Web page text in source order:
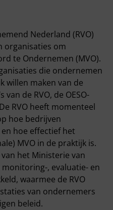
Nederland (RVO)
organisaties om
te Ondernemen (MVO).
die ondernemen
willen maken van de
de RVO, de OESO-
RVO heeft momenteel
hoe bedrijven
hoe effectief het
MVO in de praktijk is.
het Ministerie van
, evaluatie- en
waarmee de RVO
van ondernemers
beleid.